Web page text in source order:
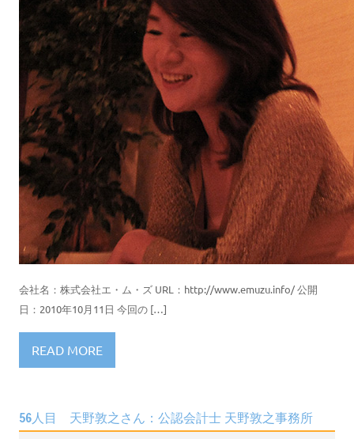
会社名：株式会社エ・ム・ズ URL：http://www.emuzu.info/ 公開
日：2010年10月11日 今回の […]
READ MORE
56人目 天野敦之さん：公認会計士 天野敦之事務所